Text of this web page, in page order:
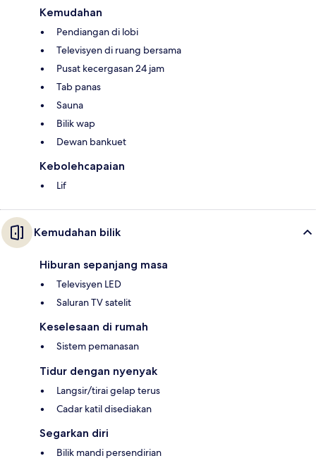
Kemudahan
Pendiangan di lobi
Televisyen di ruang bersama
Pusat kecergasan 24 jam
Tab panas
Sauna
Bilik wap
Dewan bankuet
Kebolehcapaian
Lif
Kemudahan bilik
Hiburan sepanjang masa
Televisyen LED
Saluran TV satelit
Keselesaan di rumah
Sistem pemanasan
Tidur dengan nyenyak
Langsir/tirai gelap terus
Cadar katil disediakan
Segarkan diri
Bilik mandi persendirian